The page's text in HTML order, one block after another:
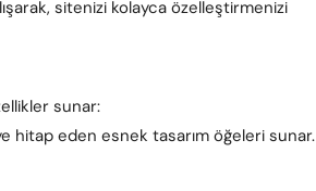
sitenizi kolayca özelleştirmenizi
sunar:
hitap eden esnek tasarım öğeleri sunar.